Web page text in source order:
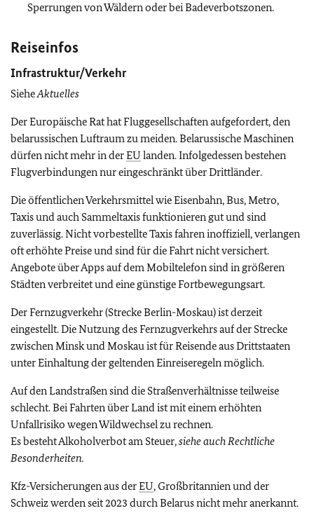
Sperrungen von Wäldern oder bei Badeverbotszonen.
Reiseinfos
Infrastruktur/Verkehr
SieheAktuelles
Der Europäische Rat hat Fluggesellschaften aufgefordert, den
belarussischen Luftraum zu meiden. Belarussische Maschinen
dürfen nicht mehr in derEU landen. Infolgedessen bestehen
Flugverbindungen nur eingeschränkt über Drittländer.
Die öffentlichen Verkehrsmittel wie Eisenbahn, Bus, Metro,
Taxis und auch Sammeltaxis funktionieren gut und sind
zuverlässig. Nicht vorbestellte Taxis fahren inoffiziell, verlangen
oft erhöhte Preise und sind für die Fahrt nicht versichert.
Angebote über Apps auf dem Mobiltelefon sind in größeren
Städten verbreitet und eine günstige Fortbewegungsart.
Der Fernzugverkehr (Strecke Berlin-Moskau) ist derzeit
eingestellt. Die Nutzung des Fernzugverkehrs auf der Strecke
zwischen Minsk und Moskau ist für Reisende aus Drittstaaten
unter Einhaltung der geltenden Einreiseregeln möglich.
Auf den Landstraßen sind die Straßenverhältnisse teilweise
schlecht. Bei Fahrten über Land ist mit einem erhöhten
Unfallrisiko wegen Wildwechsel zu rechnen.
Es besteht Alkoholverbot am Steuer,siehe auch Rechtliche
Besonderheiten.
Kfz-Versicherungen aus derEU, Großbritannien und der
Schweiz werden seit 2023 durch Belarus nicht mehr anerkannt.